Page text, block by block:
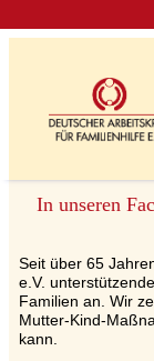
Kinder
Zeit für
In unseren
Seit über 65
e.V.
Familien an. Wir
Mutter-Kind-
kann.